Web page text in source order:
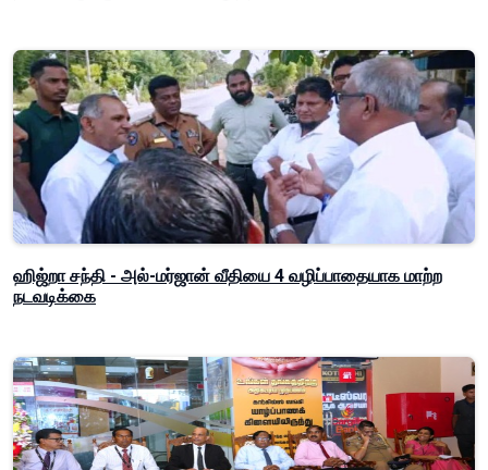
ஹிஜ்றா சந்தி - அல்-மர்ஜான் வீதியை 4 வழிப்பாதையாக மாற்ற
நடவடிக்கை